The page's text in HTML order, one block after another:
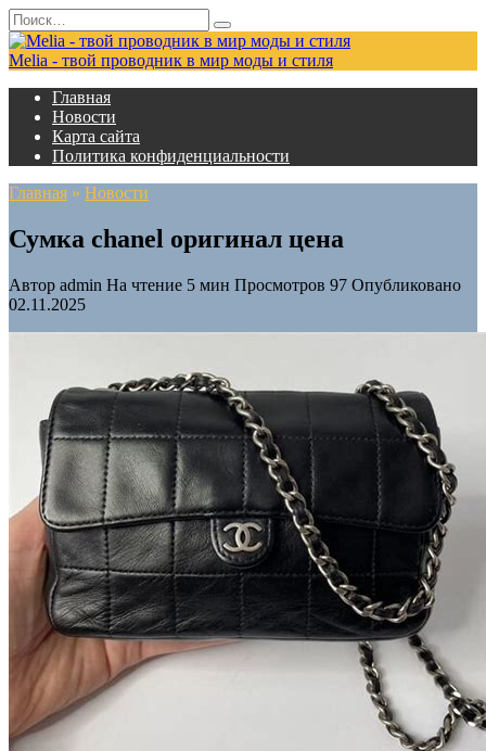
Перейти
к
содержанию
Search
for:
Melia - твой проводник в мир моды и стиля
Главная
Новости
Карта сайта
Политика конфиденциальности
Главная » Новости
Сумка chanel оригинал цена
Автор admin На чтение 5 мин Просмотров 97 Опубликовано
02.11.2025